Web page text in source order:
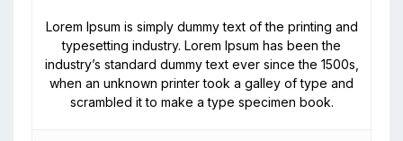
Lorem Ipsum is simply dummy text of the printing and
typesetting industry. Lorem Ipsum has been the
industry’s standard dummy text ever since the 1500s,
when an unknown printer took a galley of type and
scrambled it to make a type specimen book.